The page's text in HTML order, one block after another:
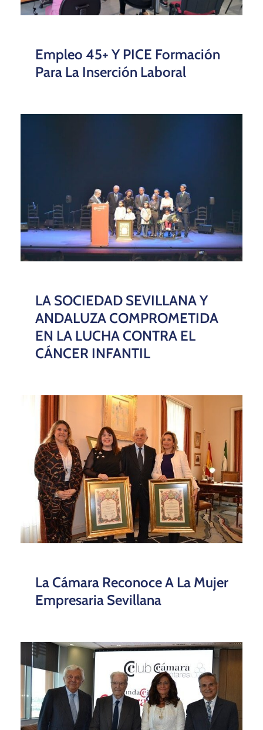
Empleo 45+ Y PICE Formación
Para La Inserción Laboral
LA SOCIEDAD SEVILLANA Y
ANDALUZA COMPROMETIDA
EN LA LUCHA CONTRA EL
CÁNCER INFANTIL
La Cámara Reconoce A La Mujer
Empresaria Sevillana